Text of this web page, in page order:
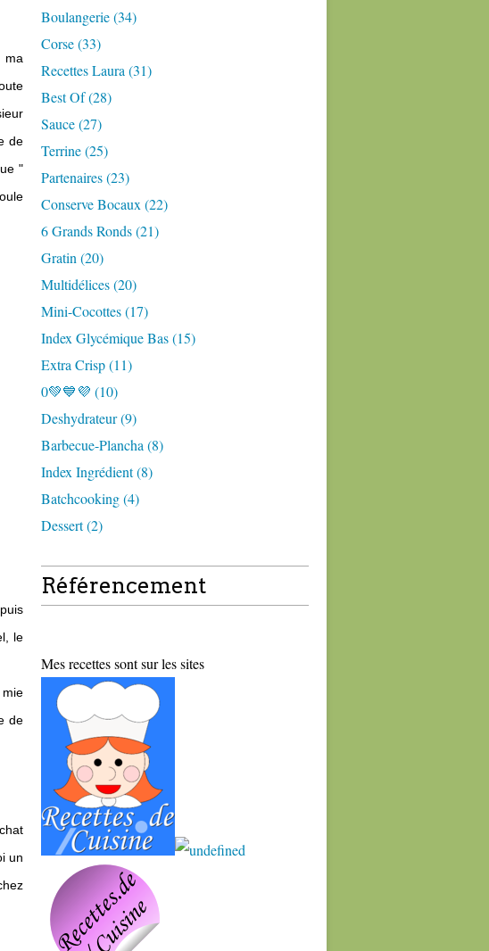
ma
de
"
le
de
un
Boulangerie (34)
Corse (33)
Recettes Laura (31)
Best Of (28)
Sauce (27)
Terrine (25)
Partenaires (23)
Conserve Bocaux (22)
6 Grands Ronds (21)
Gratin (20)
Multidélices (20)
Mini-Cocottes (17)
Index Glycémique Bas (15)
Extra Crisp (11)
0💚💙💜 (10)
Deshydrateur (9)
Barbecue-Plancha (8)
Index Ingrédient (8)
Batchcooking (4)
Dessert (2)
Référencement
Mes recettes sont sur les sites